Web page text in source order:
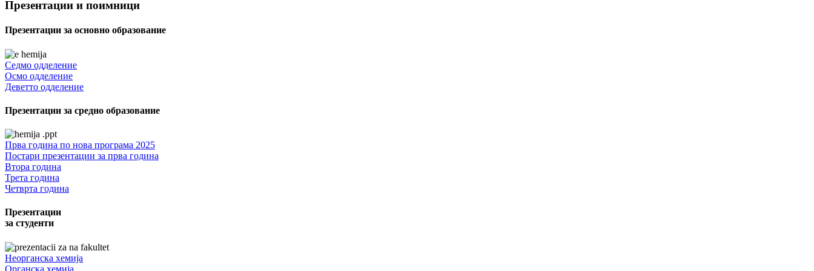
Презентации и поимници
Презентации за основно образование
Седмо одделение
Осмо одделение
Деветто одделение
Презентации за средно образование
Прва година по нова програма 2025
Постари презентации за прва година
Втора година
Трета година
Четврта година
Презентации
за студенти
Неорганска хемија
Органска хемија